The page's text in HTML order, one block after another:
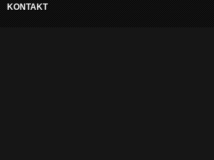
KONTAKT